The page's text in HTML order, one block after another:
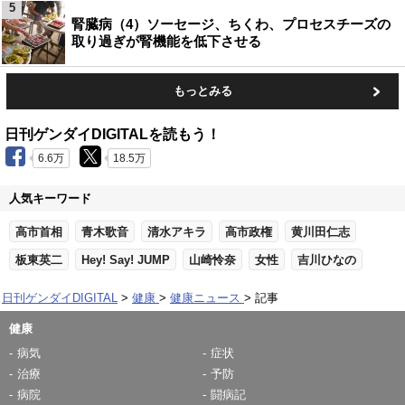
腎臓病（4）ソーセージ、ちくわ、プロセスチーズの
取り過ぎが腎機能を低下させる
5
もっとみる
日刊ゲンダイDIGITALを読もう！
6.6万 18.5万
人気キーワード
高市首相 青木歌音 清水アキラ 高市政権 黄川田仁志
板東英二 Hey! Say! JUMP 山崎怜奈 女性 吉川ひなの
日刊ゲンダイDIGITAL 健康 健康ニュース 記事
健康
病気
症状
治療
予防
病院
闘病記